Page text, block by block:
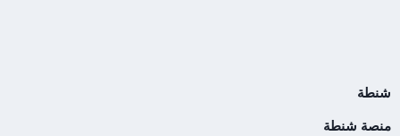
شنطة
منصة شنطة